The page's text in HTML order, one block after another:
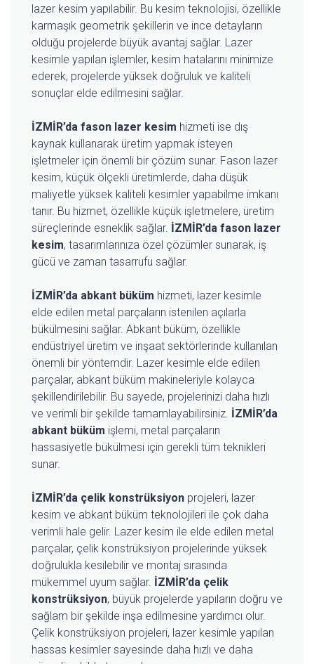
lazer kesim yapılabilir. Bu kesim teknolojisi, özellikle
karmaşık geometrik şekillerin ve ince detayların
olduğu projelerde büyük avantaj sağlar. Lazer
kesimle yapılan işlemler, kesim hatalarını minimize
ederek, projelerde yüksek doğruluk ve kaliteli
sonuçlar elde edilmesini sağlar.
İZMİR’da fason lazer kesim hizmeti ise dış
kaynak kullanarak üretim yapmak isteyen
işletmeler için önemli bir çözüm sunar. Fason lazer
kesim, küçük ölçekli üretimlerde, daha düşük
maliyetle yüksek kaliteli kesimler yapabilme imkanı
tanır. Bu hizmet, özellikle küçük işletmelere, üretim
süreçlerinde esneklik sağlar. İZMİR’da fason lazer
kesim, tasarımlarınıza özel çözümler sunarak, iş
gücü ve zaman tasarrufu sağlar.
İZMİR’da abkant büküm hizmeti, lazer kesimle
elde edilen metal parçaların istenilen açılarla
bükülmesini sağlar. Abkant büküm, özellikle
endüstriyel üretim ve inşaat sektörlerinde kullanılan
önemli bir yöntemdir. Lazer kesimle elde edilen
parçalar, abkant büküm makineleriyle kolayca
şekillendirilebilir. Bu sayede, projelerinizi daha hızlı
ve verimli bir şekilde tamamlayabilirsiniz. İZMİR’da
abkant büküm işlemi, metal parçaların
hassasiyetle bükülmesi için gerekli tüm teknikleri
sunar.
İZMİR’da çelik konstrüksiyon projeleri, lazer
kesim ve abkant büküm teknolojileri ile çok daha
verimli hale gelir. Lazer kesim ile elde edilen metal
parçalar, çelik konstrüksiyon projelerinde yüksek
doğrulukla kesilebilir ve montaj sırasında
mükemmel uyum sağlar. İZMİR’da çelik
konstrüksiyon, büyük projelerde yapıların doğru ve
sağlam bir şekilde inşa edilmesine yardımcı olur.
Çelik konstrüksiyon projeleri, lazer kesimle yapılan
hassas kesimler sayesinde daha hızlı ve daha